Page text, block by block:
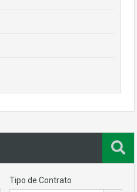
Tipo de Contrato